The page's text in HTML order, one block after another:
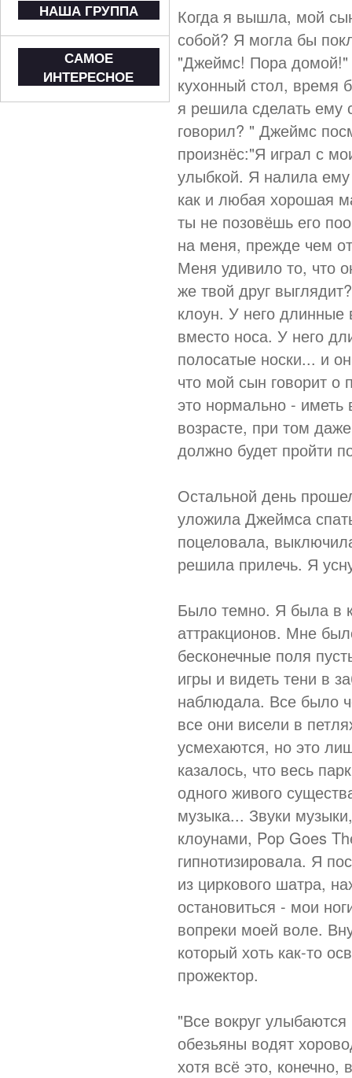
Когда я вышла, мой
собой? Я могла бы
"Джеймс! Пора домой!"
кухонный стол, время
я решила сделать ему
говорил? " Джеймс
произнёс:"Я играл с
улыбкой. Я налила
как и любая хорошая
ты не позовёшь его
на меня, прежде чем
Меня удивило то, что
же твой друг
клоун. У него
вместо носа. У него
полосатые носки... и
что мой сын говорит о
это нормально - иметь
возрасте, при том
должно будет пройти
Остальной день
уложила Джеймса
поцеловала,
решила прилечь. Я
Было темно. Я была в
аттракционов. Мне
бесконечные поля
игры и видеть тени в
наблюдала. Все было
все они висели в
усмехаются, но это
казалось, что весь
одного живого
музыка... Звуки
клоунами, Pop Goes
гипнотизировала. Я
из циркового шатра,
остановиться - мои
вопреки моей воле.
который хоть как-то
прожектор.
"Все вокруг улыбаются
обезьяны водят
хотя всё это, конечно,
НАША ГРУППА
САМОЕ
ИНТЕРЕСНОЕ